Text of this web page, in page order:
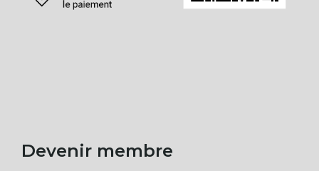
Devenir membre